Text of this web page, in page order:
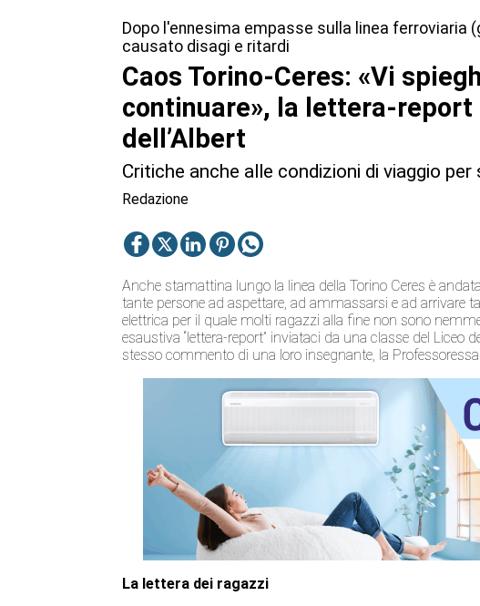
Dopo l'ennesima empasse sulla linea ferroviaria
causato disagi e ritardi
Caos Torino-Ceres: «Vi
continuare», la lettera-
dell’Albert
Critiche anche alle condizioni di viaggio
Redazione
Anche stamattina lungo la linea della Torino Ceres è
tante persone ad aspettare, ad ammassarsi e ad arrivare
elettrica per il quale molti ragazzi alla fine non sono
esaustiva “lettera-report” inviataci da una classe del Liceo
stesso commento di una loro insegnante, la
La lettera dei ragazzi